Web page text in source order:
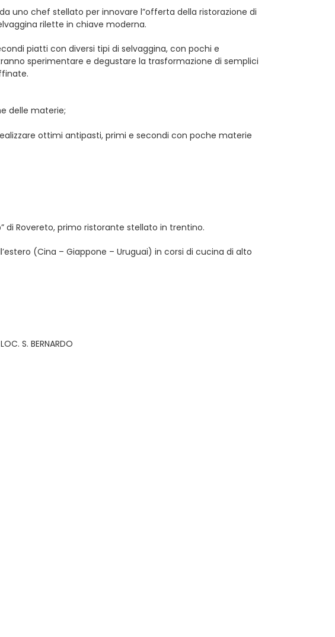
uno chef stellato per innovare l”offerta della ristorazione di
rilette in chiave moderna.
piatti con diversi tipi di selvaggina, con pochi e
sperimentare e degustare la trasformazione di semplici
delle materie;
ottimi antipasti, primi e secondi con poche materie
di Rovereto, primo ristorante stellato in trentino.
(Cina – Giappone – Uruguai) in corsi di cucina di alto
S. BERNARDO